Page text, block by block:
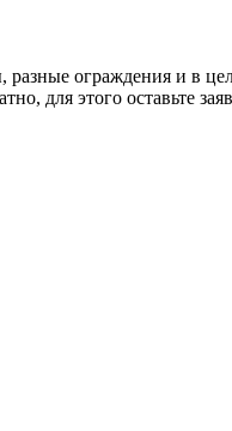
разные ограждения и в
для этого оставьте